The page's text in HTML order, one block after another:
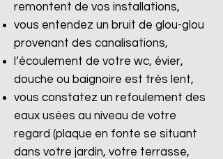
remontent de vos installations,
vous entendez un bruit de glou-glou
provenant des canalisations,
l’écoulement de votre wc, évier,
douche ou baignoire est très lent,
vous constatez un refoulement des
eaux usées au niveau de votre
regard (plaque en fonte se situant
dans votre jardin, votre terrasse,